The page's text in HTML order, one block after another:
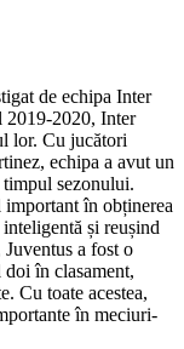
de echipa Inter
2019-2020, Inter
lor. Cu jucători
echipa a avut un
sezonului.
în obținerea
și reușind
Juventus a fost o
în clasament,
Cu toate acestea,
în meciuri-